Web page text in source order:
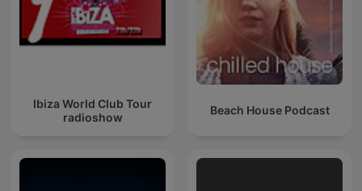
Ibiza World Club Tour
radioshow
Beach House Podcast